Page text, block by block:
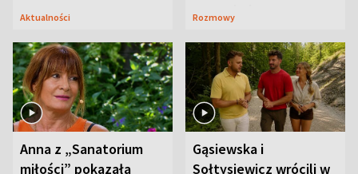
Aktualności
zapowiada
Rozmowy
Anna z „Sanatorium
miłości” pokazała
Gąsiewska i
Sołtysiewicz wrócili w